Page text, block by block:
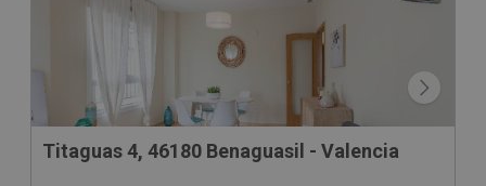
Titaguas 4, 46180 Benaguasil - Valencia